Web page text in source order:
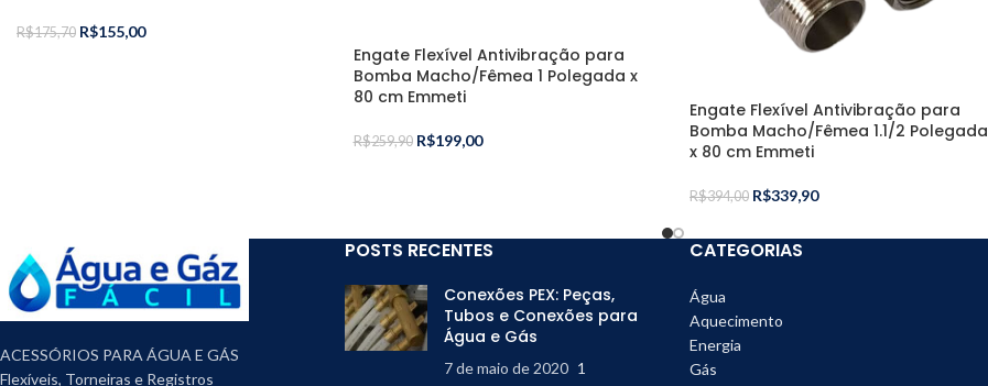
R$175,70 R$155,00
Engate Flexível Antivibração para
Bomba Macho/Fêmea 1 Polegada x
80 cm Emmeti
R$259,90 R$199,00
Engate Flexível Antivibração para
Bomba Macho/Fêmea 1.1/2 Polegada
x 80 cm Emmeti
R$394,00 R$339,90
ACESSÓRIOS PARA ÁGUA E GÁS
Flexíveis, Torneiras e Registros
POSTS RECENTES
Conexões PEX: Peças,
Tubos e Conexões para
Água e Gás
7 de maio de 2020 1
CATEGORIAS
Água
Aquecimento
Energia
Gás